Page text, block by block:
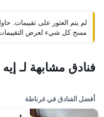
لم يتم العثور على تقييمات.
مسح كل شيء لعرض
فنادق مشابهة لـ
أفضل الفنادق في غرناطة